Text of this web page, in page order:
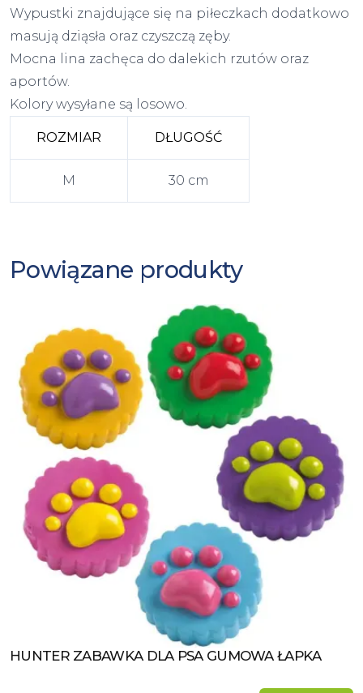
Wypustki znajdujące się na piłeczkach dodatkowo
masują dziąsła oraz czyszczą zęby.
Mocna lina zachęca do dalekich rzutów oraz
aportów.
Kolory wysyłane są losowo.
ROZMIAR DŁUGOŚĆ
M 30 cm
Powiązane produkty
Zobacz produkt
HUNTER ZABAWKA DLA PSA GUMOWA ŁAPKA